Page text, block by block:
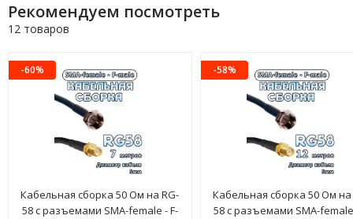
Рекомендуем посмотреть
12 товаров
-60%
Кабельная сборка 50 Ом на RG-
58 с разъемами SMA-female - F-
-58%
Кабельная сборка 50 Ом на
58 с разъемами SMA-